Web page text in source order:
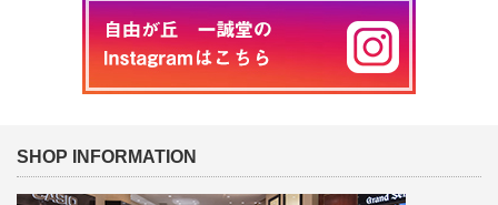
SHOP INFORMATION